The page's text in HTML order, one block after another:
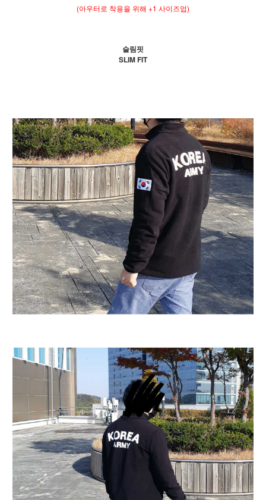
(아우터로 착용을 위해 +1 사이즈업)
슬림핏
SLIM FIT